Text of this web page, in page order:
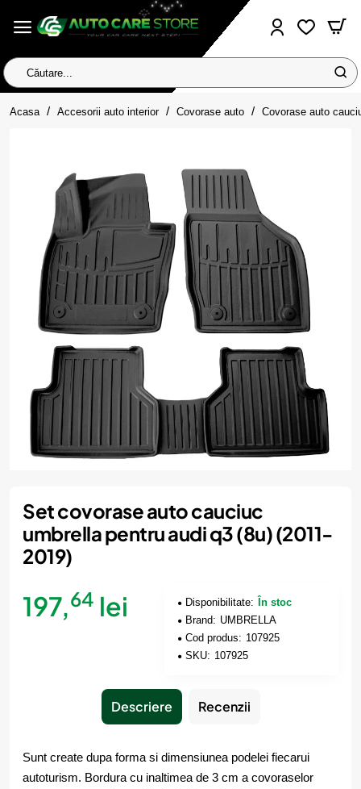
Căutare...
Acasa homeAccesorii auto interior Covorase auto Covorase auto
Set covorase auto cauciuc
umbrella pentru audi q3 (8u) (2011-
2019)
197,64 lei Disponibilitate:
În stoc
Brand: UMBRELLA
Cod produs: 107925
SKU: 107925
Descriere Recenzii
Sunt create dupa forma si dimensiunea podelei fiecarui
autoturism. Bordura cu inaltimea de 3 cm a covoraselor